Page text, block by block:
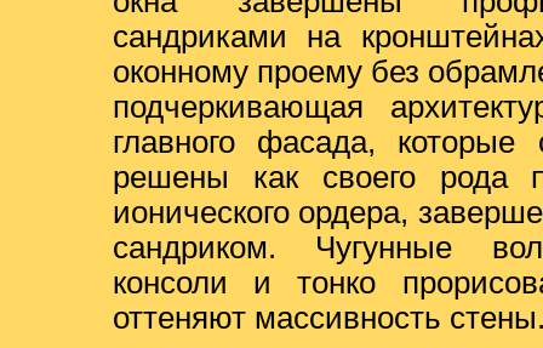
сандриками на
оконному проему без
подчеркивающая
главного фасада,
решены как своего рода
ионического ордера,
сандриком. Чугунные
консоли и тонко
оттеняют массивность